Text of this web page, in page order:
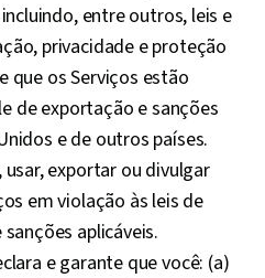
entre outros, leis e
privacidade e proteção
que os Serviços estão
de exportação e sanções
e de outros países.
usar, exportar ou divulgar
em violação às leis de
aplicáveis.
e garante que você: (a)